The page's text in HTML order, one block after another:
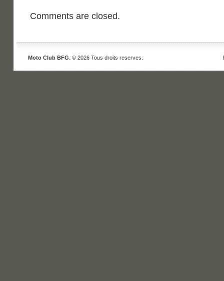
Comments are closed.
Moto Club BFG . © 2026 Tous droits reserves.